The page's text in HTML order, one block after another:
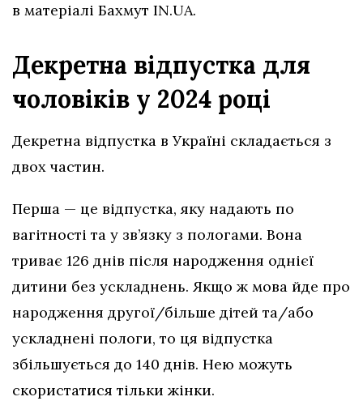
в матеріалі Бахмут IN.UA.
Декретна відпустка для
чоловіків у 2024 році
Декретна відпустка в Україні складається з
двох частин.
Перша — це відпустка, яку надають по
вагітності та у зв’язку з пологами. Вона
триває 126 днів після народження однієї
дитини без ускладнень. Якщо ж мова йде про
народження другої/більше дітей та/або
ускладнені пологи, то ця відпустка
збільшується до 140 днів. Нею можуть
скористатися тільки жінки.